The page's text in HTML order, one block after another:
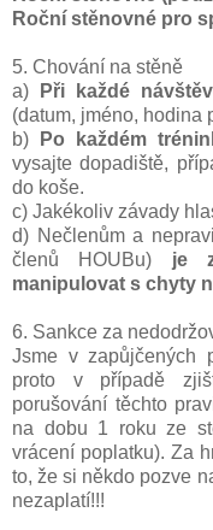
Roční stěnovné pro
5. Chování na stěně
a)
Při každé
(datum, jméno, hodina
b)
Po každém
vysajte dopadiště,
do koše.
c) Jakékoliv závady
d) Nečlenům a
členů HOUBu) je
manipulovat s chyty
6. Sankce za
Jsme v zapůjčených
proto v případě
porušování těchto
na dobu 1 roku ze
vrácení poplatku). Za
to, že si někdo pozve
nezaplatí!!!